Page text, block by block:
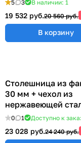
5 3 В наличии: 1
19 532 руб.20 560 руб.
В корзину
Столешница из
30 мм + чехол из
нержавеющей
мм (ширина 1200
0 1 Доступно к
23 028 руб.24 240 руб.